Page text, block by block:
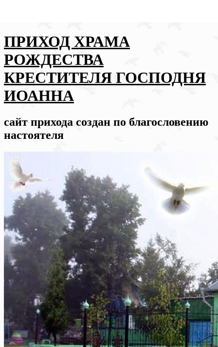
ПРИХОД ХРАМА
РОЖДЕСТВА
КРЕСТИТЕЛЯ ГОСПОДНЯ
ИОАННА
сайт прихода создан по благословению
настоятеля